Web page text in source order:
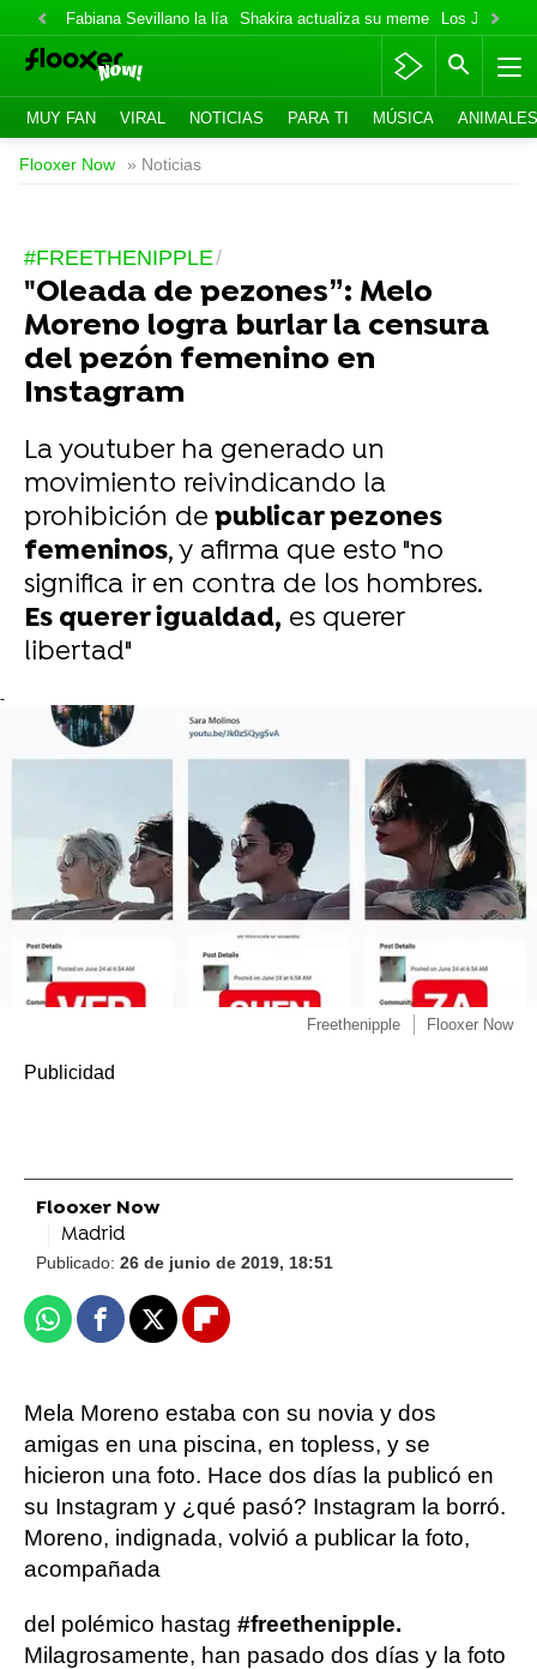
Fabiana Sevillano la lía Shakira actualiza su meme Los Jonas
MUY FAN VIRAL NOTICIAS PARA TI MÚSICA ANIMALES
Flooxer Now » Noticias
#FREETHENIPPLE
"Oleada de pezones”: Melo
Moreno logra burlar la censura
del pezón femenino en
Instagram
La youtuber ha generado un
movimiento reivindicando la
prohibición de publicar pezones
femeninos, y afirma que esto "no
significa ir en contra de los hombres.
Es querer igualdad, es querer
libertad"
-
Freethenipple Flooxer Now
Flooxer Now
Madrid
Publicado: 26 de junio de 2019, 18:51
WhatsappFacebook
X Flipboard
Mela Moreno estaba con su novia y dos
amigas en una piscina, en topless, y se
hicieron una foto. Hace dos días la publicó en
su Instagram y ¿qué pasó? Instagram la borró.
Moreno, indignada, volvió a publicar la foto,
acompañada
del polémico hastag #freethenipple.
Milagrosamente, han pasado dos días y la foto